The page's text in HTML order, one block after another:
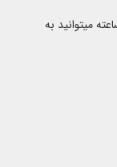
ایراد یا اشغال خطوط به صورت 24 ساعته میتوانید به